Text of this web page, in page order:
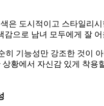
은 도시적이고 스타일리
감으로 남녀 모두에게 잘
히 기능성만 강조한 것이
황에서 자신감 있게 착